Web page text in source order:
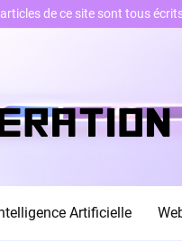
Artificielle
de ce site sont tous